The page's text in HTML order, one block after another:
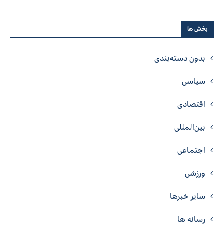
بخش ها
بدون دسته‌بندی
سیاسی
اقتصادی
بین‌المللی
اجتماعی
ورزشی
سایر خبرها
رسانه ها